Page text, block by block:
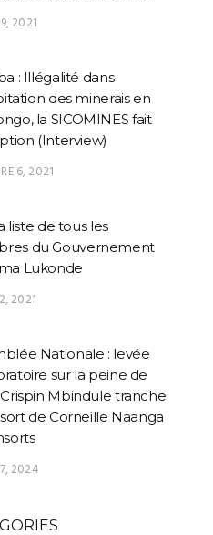
2021
: Illégalité dans
des minerais en
la SICOMINES fait
(Interview)
6, 2021
liste de tous les
du Gouvernement
Lukonde
2021
Nationale : levée
sur la peine de
Mbindule tranche
de Corneille Naanga
2024